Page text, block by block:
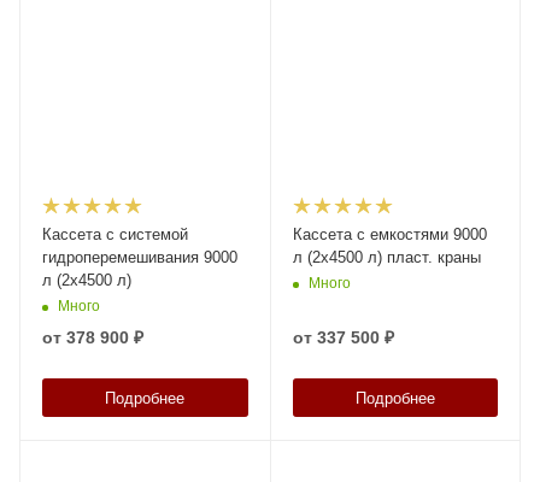
Кассета с системой
гидроперемешивания 9000
л (2х4500 л)
Много
от 378 900 ₽
Подробнее
Кассета с емкостями 9000
л (2х4500 л) пласт. краны
Много
от 337 500 ₽
Подробнее